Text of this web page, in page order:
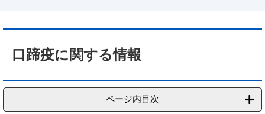
口蹄疫に関する情報
ページ内目次